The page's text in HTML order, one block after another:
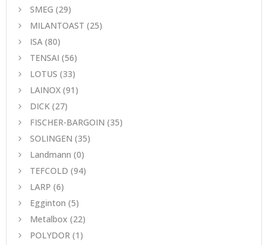
SMEG (29)
MILANTOAST (25)
ISA (80)
TENSAI (56)
LOTUS (33)
LAINOX (91)
DICK (27)
FISCHER-BARGOIN (35)
SOLINGEN (35)
Landmann (0)
TEFCOLD (94)
LARP (6)
Egginton (5)
Metalbox (22)
POLYDOR (1)